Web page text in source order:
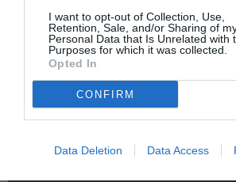
I want to opt-out of Collection, Use,
Retention, Sale, and/or Sharing of
Personal Data that Is Unrelated with
Purposes for which it was collected.
Opted In
CONFIRM
Data Deletion Data Access
Φιλίπ Κολλέν – Ο
Ένα κοινωνικό
όλα: